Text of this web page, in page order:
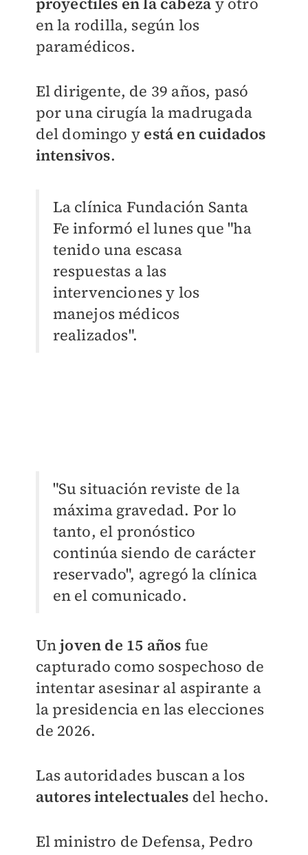
en la rodilla, según los
paramédicos.
El dirigente, de 39 años, pasó
por una cirugía la madrugada
del domingo y está en cuidados
intensivos.
La clínica Fundación Santa
Fe informó el lunes que "ha
tenido una escasa
respuestas a las
intervenciones y los
manejos médicos
realizados".
"Su situación reviste de la
máxima gravedad. Por lo
tanto, el pronóstico
continúa siendo de carácter
reservado", agregó la clínica
en el comunicado.
Unjoven de 15 años fue
capturado como sospechoso de
intentar asesinar al aspirante a
la presidencia en las elecciones
de 2026.
Las autoridades buscan a los
autores intelectuales del hecho.
El ministro de Defensa, Pedro